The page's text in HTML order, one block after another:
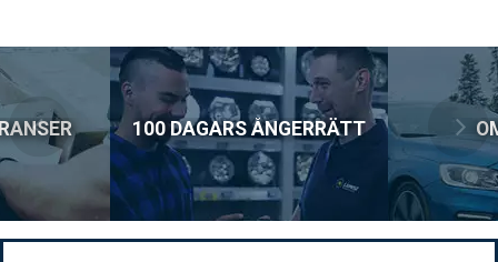
Postnord Parcel (till företag)
129:-
100 DAGARS ÅNGERRÄTT